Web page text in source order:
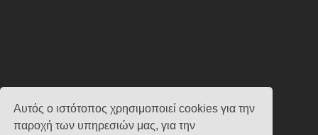
Αυτός ο ιστότοπος χρησιμοποιεί cookies για την
παροχή των υπηρεσιών μας, για την